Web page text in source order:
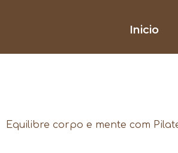
Inicio
Equilibre corpo e mente com